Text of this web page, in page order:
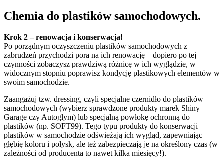
Chemia do plastików samochodowych.
Krok 2 – renowacja i konserwacja!
Po porządnym oczyszczeniu plastików samochodowych z
zabrudzeń przychodzi pora na ich renowację – dopiero po tej
czynności zobaczysz prawdziwą różnicę w ich wyglądzie, w
widocznym stopniu poprawisz kondycję plastikowych elementów w
swoim samochodzie.
Zaangażuj tzw. dressing, czyli specjalne czernidło do plastików
samochodowych (wybierz sprawdzone produkty marek Shiny
Garage czy Autoglym) lub specjalną powłokę ochronną do
plastików (np. SOFT99). Tego typu produkty do konserwacji
plastików w samochodzie odświeżają ich wygląd, zapewniając
głębię koloru i połysk, ale też zabezpieczają je na określony czas (w
zależności od producenta to nawet kilka miesięcy!).